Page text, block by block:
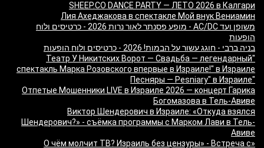
SHEEP.CO DANCE PARTY — ЛЕТО 2026 в Калгари
Лия Ахеджакова в спектакле Мой внук Вениамин
משופן ועד AC/DC - מופע פסנתר לאור נרות 2026 - כרטיסים ולוח
הופעות
בניה ברבי - חוגג עשור על הבמות! 2026 - כרטיסים ולוח הופעות
"Театр У Никитских Ворот — Свадьба — легендарный
спектакль Марка Розовского впервые в Израиле!" в Израиле
"Песняры — Pesniary" в Израиле
Отпетые Мошенники LIVE в Израиле 2026 — концерт Гарика
Богомазова в Тель-Авиве
Виктор Шендерович в Израиле: «Откуда взялся
Шендерович?» - съёмка программы с Марком Лави в Тель-
Авиве
«О чём молчит ТВ? Израиль без цензуры» - Встреча с